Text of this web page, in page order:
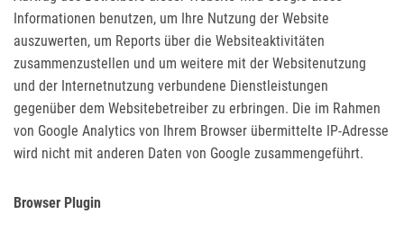
Informationen benutzen, um Ihre Nutzung der Website
auszuwerten, um Reports über die Websiteaktivitäten
zusammenzustellen und um weitere mit der Websitenutzung
und der Internetnutzung verbundene Dienstleistungen
gegenüber dem Websitebetreiber zu erbringen. Die im Rahmen
von Google Analytics von Ihrem Browser übermittelte IP-Adresse
wird nicht mit anderen Daten von Google zusammengeführt.
Browser Plugin